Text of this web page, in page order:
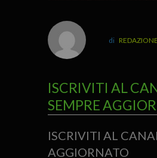
REDAZIONE
ISCRIVITI AL
SEMPRE
ISCRIVITI AL
AGGIORNATO